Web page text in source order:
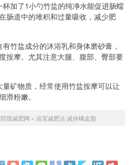
加了1小勺竹盐的纯净水能促进肠蠕
肠道中的堆积和过量吸收，减少肥
盐成分的沐浴乳和身体磨砂膏，
按摩。尤其注意大腿、腹部、臀部要
矿物质，经常使用竹盐按摩可以让
滑粉嫩。
陪我减肥网 » 浴室减肥法 减掉橘皮脂